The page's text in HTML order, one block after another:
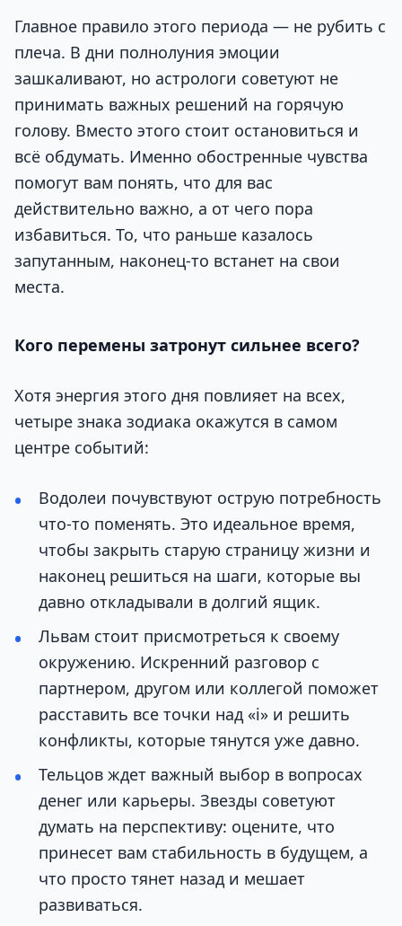
Главное правило этого периода — не рубить с
плеча. В дни полнолуния эмоции
зашкаливают, но астрологи советуют не
принимать важных решений на горячую
голову. Вместо этого стоит остановиться и
всё обдумать. Именно обостренные чувства
помогут вам понять, что для вас
действительно важно, а от чего пора
избавиться. То, что раньше казалось
запутанным, наконец-то встанет на свои
места.
Кого перемены затронут сильнее всего?
Хотя энергия этого дня повлияет на всех,
четыре знака зодиака окажутся в самом
центре событий:
Водолеи почувствуют острую потребность
что-то поменять. Это идеальное время,
чтобы закрыть старую страницу жизни и
наконец решиться на шаги, которые вы
давно откладывали в долгий ящик.
Львам стоит присмотреться к своему
окружению. Искренний разговор с
партнером, другом или коллегой поможет
расставить все точки над «i» и решить
конфликты, которые тянутся уже давно.
Тельцов ждет важный выбор в вопросах
денег или карьеры. Звезды советуют
думать на перспективу: оцените, что
принесет вам стабильность в будущем, а
что просто тянет назад и мешает
развиваться.